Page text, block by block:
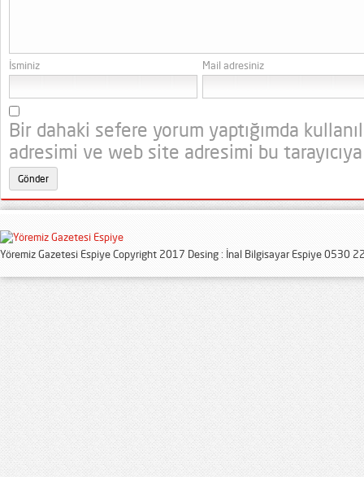
İsminiz Mail adresiniz
Bir dahaki sefere yorum yaptığımda
adresimi ve web site adresimi bu
Yöremiz Gazetesi Espiye Copyright 2017 Desing : İnal Bilgisayar Espiye 0530